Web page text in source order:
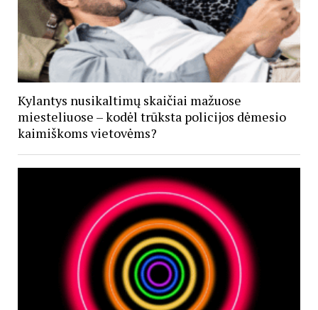
Kylantys nusikaltimų skaičiai mažuose
miesteliuose – kodėl trūksta policijos dėmesio
kaimiškoms vietovėms?